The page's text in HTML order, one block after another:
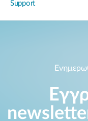
Support Portal
Support